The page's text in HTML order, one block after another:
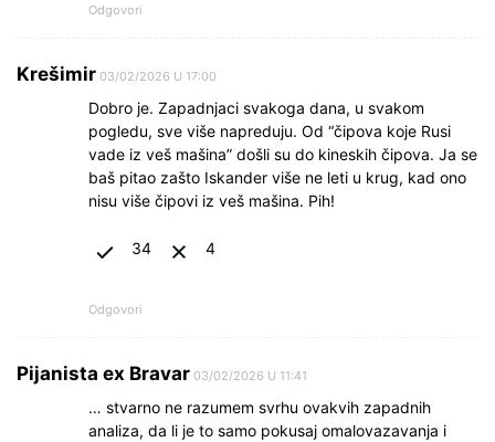
Odgovori
Krešimir 03/02/2026 U 17:00
Dobro je. Zapadnjaci svakoga dana, u svakom
pogledu, sve više napreduju. Od “čipova koje Rusi
vade iz veš mašina” došli su do kineskih čipova. Ja se
baš pitao zašto Iskander više ne leti u krug, kad ono
nisu više čipovi iz veš mašina. Pih!
34 4
Odgovori
Pijanista ex Bravar 03/02/2026 U 11:41
… stvarno ne razumem svrhu ovakvih zapadnih
analiza, da li je to samo pokusaj omalovazavanja i